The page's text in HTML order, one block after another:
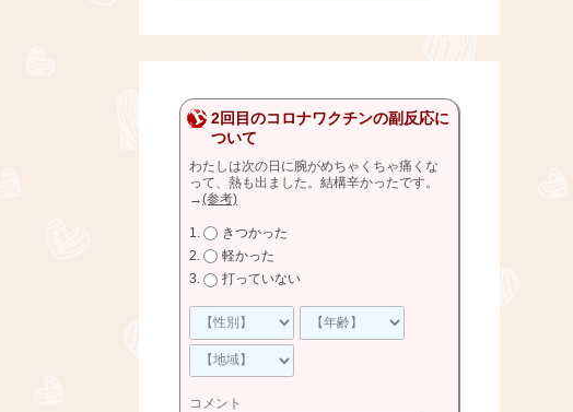
2回目のコロナワクチンの副反応に
ついて
わたしは次の日に腕がめちゃくちゃ痛くな
って、熱も出ました。結構辛かったです。
→(参考)
きつかった
軽かった
打っていない
コメント